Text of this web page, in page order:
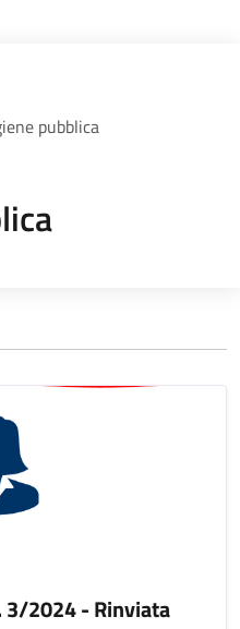
pubblica
3/2024 - Rinviata